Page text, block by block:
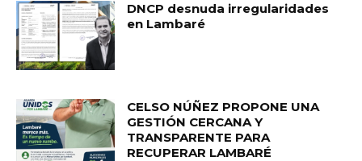
DNCP desnuda irregularidades
en Lambaré
CELSO NÚÑEZ PROPONE UNA
GESTIÓN CERCANA Y
TRANSPARENTE PARA
RECUPERAR LAMBARÉ